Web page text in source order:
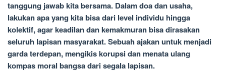
tanggung jawab kita bersama. Dalam doa dan usaha,
lakukan apa yang kita bisa dari level individu hingga
kolektif, agar keadilan dan kemakmuran bisa dirasakan
seluruh lapisan masyarakat. Sebuah ajakan untuk menjadi
garda terdepan, mengikis korupsi dan menata ulang
kompas moral bangsa dari segala lapisan.